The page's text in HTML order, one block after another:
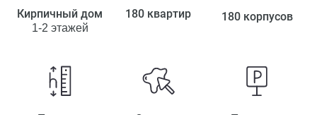
Кирпичный дом
1-2 этажей
180 квартир 180 корпусов